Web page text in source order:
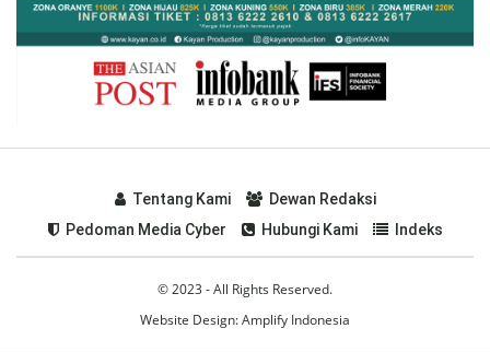
Tentang Kami
Dewan Redaksi
Pedoman Media Cyber
Hubungi Kami Indeks
© 2023 - All Rights Reserved.
Website Design:Amplify Indonesia